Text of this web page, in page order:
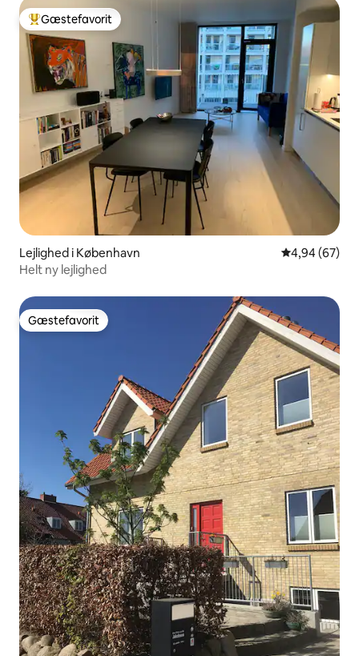
Bedste gæstefavorit
Gæstefavorit
Lejlighed i København 4,94 ud af 5 i
4,94 (67)
Helt ny lejlighed
Gæstefavorit
Gæstefavorit